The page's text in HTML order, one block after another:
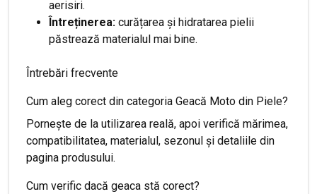
aerisiri.
Întreținerea: curățarea și hidratarea pielii
păstrează materialul mai bine.
Întrebări frecvente
Cum aleg corect din categoria Geacă Moto din Piele?
Pornește de la utilizarea reală, apoi verifică mărimea,
compatibilitatea, materialul, sezonul și detaliile din
pagina produsului.
Cum verific dacă geaca stă corect?